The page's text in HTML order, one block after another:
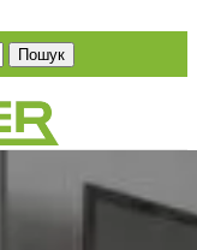
Пошук